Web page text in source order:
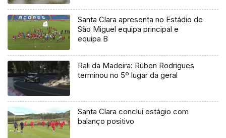
Santa Clara apresenta no Estádio de
São Miguel equipa principal e
equipa B
Rali da Madeira: Rúben Rodrigues
terminou no 5º lugar da geral
Santa Clara conclui estágio com
balanço positivo